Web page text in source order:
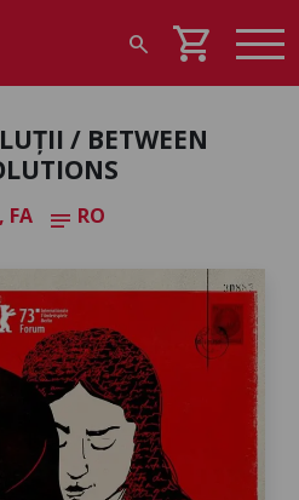
search shopping_cart
/ BETWEEN
FA notes RO